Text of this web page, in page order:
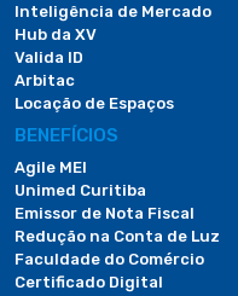
Inteligência de Mercado
Hub da XV
Valida ID
Arbitac
Locação de Espaços
BENEFÍCIOS
Agile MEI
Unimed Curitiba
Emissor de Nota Fiscal
Redução na Conta de Luz
Faculdade do Comércio
Certificado Digital